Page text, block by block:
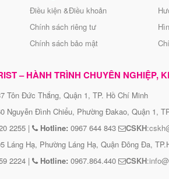
Điều kiện &Điều khoản
Chính sách riêng tư
Chính sách bảo mật
– HÀNH TRÌNH CHUYÊN NGHIỆP,
Tôn Đức Thắng, Quận 1, TP. Hồ Chí Minh
Nguyễn Đình Chiểu, Phường Đakao, Quận 1,
2255 | Hotline: 0967 644 843 CSKH
Láng Hạ, Phường Láng Hạ, Quận Đông Đa,
2224 | Hotline: 0967.864.440 CSKH